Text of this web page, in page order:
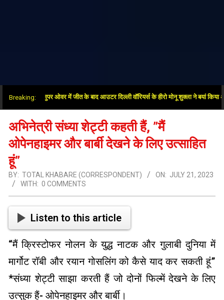
Breaking:
दिया”: सुपर ओवर में जीत के बाद आउटर दिल्ली वॉरियर्स के हीरो मोनू शुक्ला ने बयां किया अंतिम
अभिनेत्री संध्या शेट्टी कहती हैं, ”मैं
ओपेनहाइमर और बार्बी देखने के लिए उत्साहित
हूं”
BY: TOTAL KHABARE (CORRESPONDENT) ON: JULY 21, 2023
WITH: 0 COMMENTS
Listen to this article
“मैं क्रिस्टोफर नोलन के युद्ध नाटक और गुलाबी दुनिया में
मार्गोट रॉबी और रयान गोसलिंग को कैसे याद कर सकती हूं”
*संध्या शेट्टी साझा करती हैं जो दोनों फिल्में देखने के लिए
उत्सुक हैं- ओपेनहाइमर और बार्बी।